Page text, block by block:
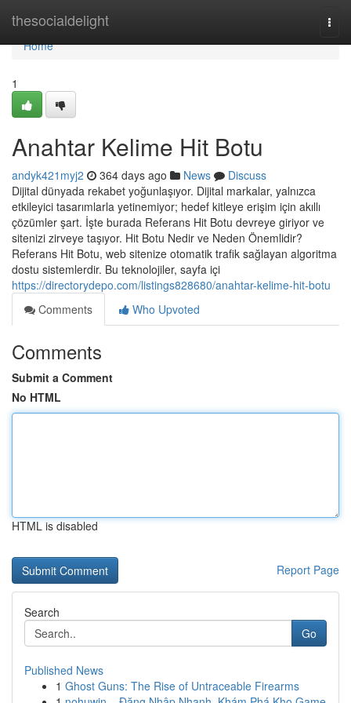
thesocialdelight
Home
Home
1
Anahtar Kelime Hit Botu
andyk421myj2 364 days ago News
Discuss
Dijital dünyada rekabet yoğunlaşıyor. Dijital markalar, yalnızca
etkileyici tasarımlarla yetinemiyor; hedef kitleye erişim için akıllı
çözümler şart. İşte burada Referans Hit Botu devreye giriyor ve
sitenizi zirveye taşıyor. Hit Botu Nedir ve Neden Önemlidir?
Referans Hit Botu, web sitenize otomatik trafik sağlayan algoritma
dostu sistemlerdir. Bu teknolojiler, sayfa içi
https://directorydepo.com/listings828680/anahtar-kelime-hit-botu
Comments
Who Upvoted
Comments
Submit a Comment
No HTML
HTML is disabled
Report Page
Search
Go
Published News
1 Ghost Guns: The Rise of Untraceable Firearms